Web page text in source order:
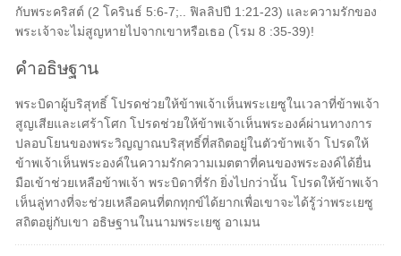
กับพระคริสต์ (2 โครินธ์ 5:6-7;.. ฟิลลิปปี 1:21-23) และความรักของ
พระเจ้าจะไม่สูญหายไปจากเขาหรือเธอ (โรม 8 :35-39)!
คำอธิษฐาน
พระบิดาผู้บริสุทธิ์ โปรดช่วยให้ข้าพเจ้าเห็นพระเยซูในเวลาที่ข้าพเจ้า
สูญเสียและเศร้าโศก โปรดช่วยให้ข้าพเจ้าเห็นพระองค์ผ่านทางการ
ปลอบโยนของพระวิญญาณบริสุทธิ์ที่สถิตอยู่ในตัวข้าพเจ้า โปรดให้
ข้าพเจ้าเห็นพระองค์ในความรักความเมตตาที่คนของพระองค์ได้ยื่น
มือเข้าช่วยเหลือข้าพเจ้า พระบิดาที่รัก ยิ่งไปกว่านั้น โปรดให้ข้าพเจ้า
เห็นลู่ทางที่จะช่วยเหลือคนที่ตกทุกข์ได้ยากเพื่อเขาจะได้รู้ว่าพระเยซู
สถิตอยู่กับเขา อธิษฐานในนามพระเยซู อาเมน